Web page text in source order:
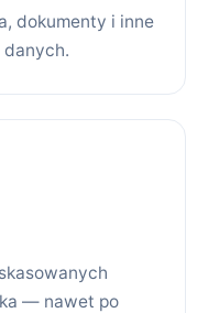
dokumenty i inne
danych.
— nawet po